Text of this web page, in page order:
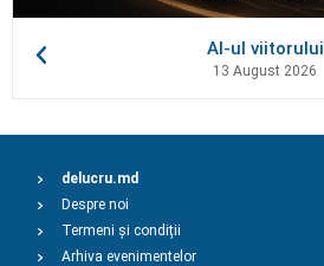
AI-ul viitorului
13 August 2026
delucru.md
Despre noi
Termeni și condiții
Arhiva evenimentelor